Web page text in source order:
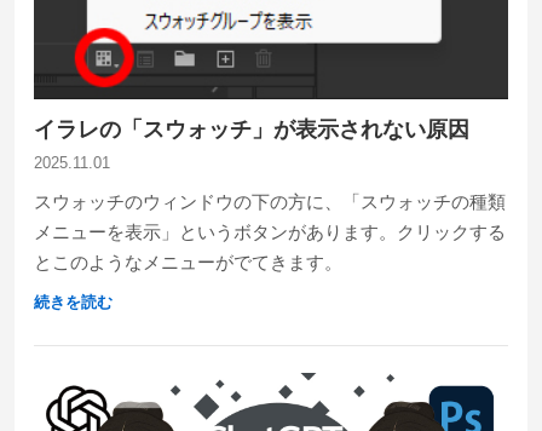
イラレの「スウォッチ」が表示されない原因
2025.11.01
スウォッチのウィンドウの下の方に、「スウォッチの種類
メニューを表示」というボタンがあります。クリックする
とこのようなメニューがでてきます。
続きを読む